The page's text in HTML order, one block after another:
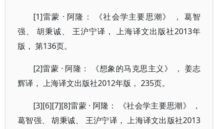
[1]雷蒙 · 阿隆： 《社会学主要思潮》 ， 葛智
强、 胡秉诚、 王沪宁译， 上海译文出版社2013年
版， 第136页。
[2]雷蒙 · 阿隆： 《想象的马克思主义》 ， 姜志
辉译， 上海译文出版社2012年版， 235页。
[3][6][7][8]雷蒙 · 阿隆： 《社会学主要思潮》 ，
葛智强、 胡秉诚、 王沪宁译， 上海译文出版社2013